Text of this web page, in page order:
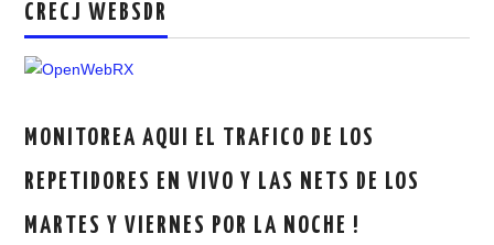
CRECJ WEBSDR
MONITOREA AQUI EL TRAFICO DE LOS
REPETIDORES EN VIVO Y LAS NETS DE LOS
MARTES Y VIERNES POR LA NOCHE !